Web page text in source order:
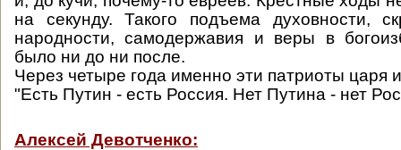
на секунду. Такого подъема духовности,
народности, самодержавия и веры в
было ни до ни после.
Через четыре года именно эти патриоты царя
"Есть Путин - есть Россия. Нет Путина - нет
Алексей Девотченко: